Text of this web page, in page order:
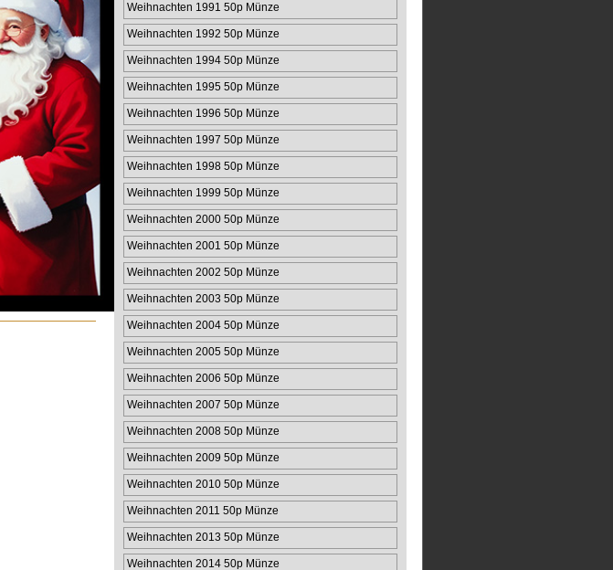
Weihnachten 1991 50p Münze
Weihnachten 1992 50p Münze
Weihnachten 1994 50p Münze
Weihnachten 1995 50p Münze
Weihnachten 1996 50p Münze
Weihnachten 1997 50p Münze
Weihnachten 1998 50p Münze
Weihnachten 1999 50p Münze
Weihnachten 2000 50p Münze
Weihnachten 2001 50p Münze
Weihnachten 2002 50p Münze
Weihnachten 2003 50p Münze
Weihnachten 2004 50p Münze
Weihnachten 2005 50p Münze
Weihnachten 2006 50p Münze
Weihnachten 2007 50p Münze
Weihnachten 2008 50p Münze
Weihnachten 2009 50p Münze
Weihnachten 2010 50p Münze
Weihnachten 2011 50p Münze
Weihnachten 2013 50p Münze
Weihnachten 2014 50p Münze